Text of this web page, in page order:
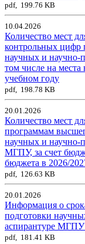
pdf, 199.76 KB
10.04.2026
Количество мест
контрольных цифр
научных и научно-
том числе на
учебном году
pdf, 198.78 KB
20.01.2026
Количество мест
программам
научных и научно-
МГПУ, за счет
бюджета в 2026/
pdf, 126.63 KB
20.01.2026
Информация о
подготовки
аспирантуре МГПУ
pdf, 181.41 KB